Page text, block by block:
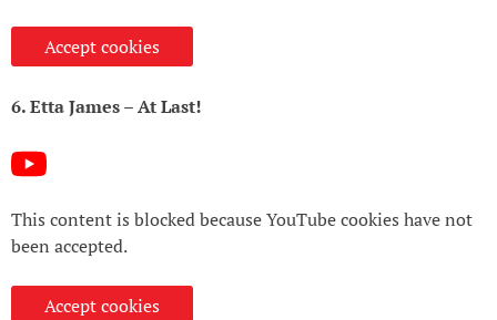
Accept cookies
6. Etta James – At Last!
This content is blocked because YouTube cookies have not
been accepted.
Accept cookies